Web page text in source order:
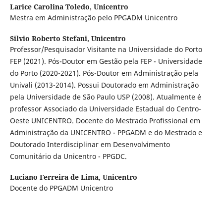
Larice Carolina Toledo, Unicentro
Mestra em Administração pelo PPGADM Unicentro
Silvio Roberto Stefani, Unicentro
Professor/Pesquisador Visitante na Universidade do Porto
FEP (2021). Pós-Doutor em Gestão pela FEP - Universidade
do Porto (2020-2021). Pós-Doutor em Administração pela
Univali (2013-2014). Possui Doutorado em Administração
pela Universidade de São Paulo USP (2008). Atualmente é
professor Associado da Universidade Estadual do Centro-
Oeste UNICENTRO. Docente do Mestrado Profissional em
Administração da UNICENTRO - PPGADM e do Mestrado e
Doutorado Interdisciplinar em Desenvolvimento
Comunitário da Unicentro - PPGDC.
Luciano Ferreira de Lima, Unicentro
Docente do PPGADM Unicentro